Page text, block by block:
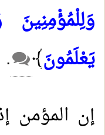
وَلِلْمُؤْمِنِينَ
يَعْلَمُونَ﴾
.
إن المؤمن